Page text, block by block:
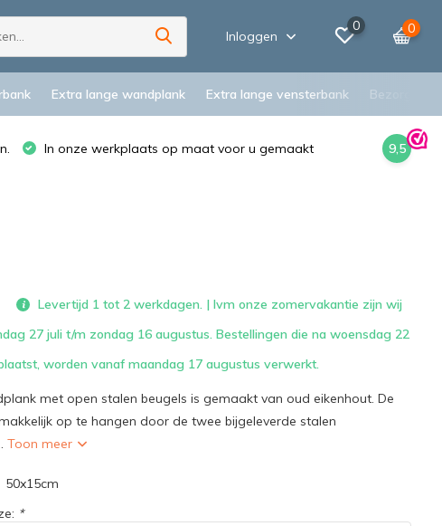
Inloggen
0 0
Extra lange wandplank Extra lange vensterbank Bezorging
In onze werkplaats op maat voor u gemaakt 9,5
Levertijd 1 tot 2 werkdagen. | Ivm onze zomervakantie zijn wij
27 juli t/m zondag 16 augustus. Bestellingen die na woensdag 22
worden vanaf maandag 17 augustus verwerkt.
met open stalen beugels is gemaakt van oud eikenhout. De
op te hangen door de twee bijgeleverde stalen
Toon meer
50x15cm
*